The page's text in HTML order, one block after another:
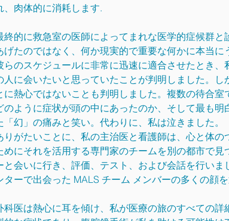
、肉体的に消耗します.
終的に救急室の医師によってまれな医学的症候群
げたのではなく、何か現実的で重要な何かに本当
らのスケジュールに非常に迅速に適合させたとき
人に会いたいと思っていたことが判明しました。
に熱心ではないことも判明しました。複数の待合
のように症状が頭の中にあったのか、そして最も
「幻」の痛みと笑い。代わりに、私は泣きました。
りがたいことに、私の主治医と看護師は、心と体
めにそれを活用する専門家のチームを別の都市で
と会いに行き、評価、テスト、および会話を行い
ターで出会った MALS チーム メンバーの多くの顔
科医は熱心に耳を傾け、私が医療の旅のすべての